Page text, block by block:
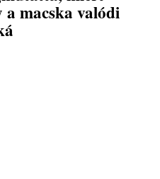
macska valódi